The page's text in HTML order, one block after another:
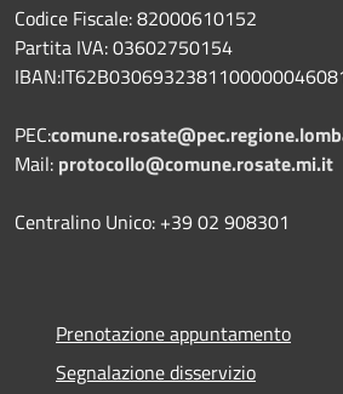
Codice Fiscale: 82000610152
Partita IVA: 03602750154
PEC:
Mail: protocollo@comune.rosate.mi.it
Centralino Unico: +39 02 908301
Prenotazione appuntamento
Segnalazione disservizio